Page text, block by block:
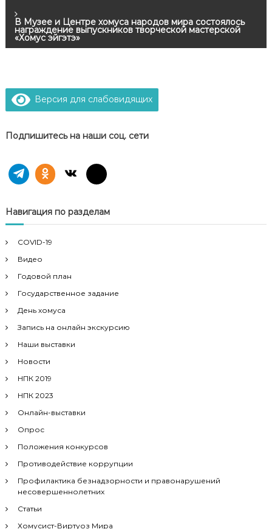
а
в
г
и
я
п
о
з
а
п
и
с
я
м
В Музее и Центре хомуса народов мира состоялось
награждение выпускников творческой мастерской
«Хомус эйгэтэ»
Версия для слабовидящих
Подпишитесь на наши соц. сети
Навигация по разделам
COVID-19
Видео
Годовой план
Государственное задание
День хомуса
Запись на онлайн экскурсию
Наши выставки
Новости
НПК 2019
НПК 2023
Онлайн-выставки
Опрос
Положения конкурсов
Противодействие коррупции
Профилактика безнадзорности и правонарушений
несовершеннолетних
Статьи
Хомусист-Виртуоз Мира